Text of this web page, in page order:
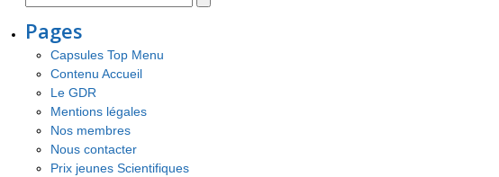
Pages
Capsules Top Menu
Contenu Accueil
Le GDR
Mentions légales
Nos membres
Nous contacter
Prix jeunes Scientifiques